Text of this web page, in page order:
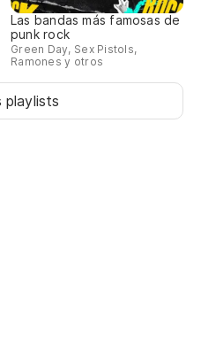
Las bandas más famosas de
punk rock
Green Day, Sex Pistols,
Ramones y otros
playlists